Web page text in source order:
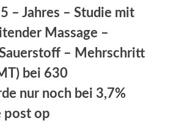
– Jahres – Studie mit
Massage –
– Mehrschritt
bei 630
nur noch bei 3,7%
post op